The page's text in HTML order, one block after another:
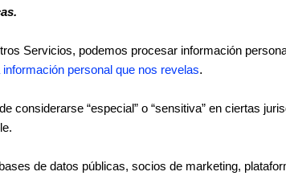
Servicios, podemos procesar información
información personal que nos revelas.
considerarse “especial” o “sensitiva” en ciertas
de datos públicas, socios de marketing,